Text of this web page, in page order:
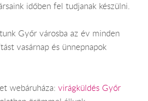
időben fel tudjanak készülni.
Győr városba az év minden
vasárnap és ünnepnapok
webáruháza: virágküldés Győr